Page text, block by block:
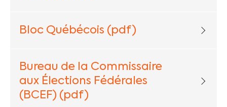
Bloc Québécois (pdf)
Bureau de la Commissaire
aux Élections Fédérales
(BCEF) (pdf)